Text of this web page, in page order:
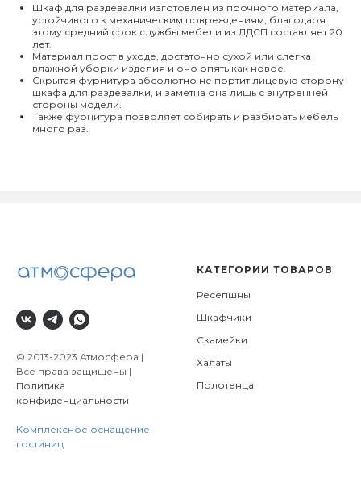
Шкаф для раздевалки изготовлен из прочного материала,
устойчивого к механическим повреждениям, благодаря
этому средний срок службы мебели из ЛДСП составляет 20
лет.
Материал прост в уходе, достаточно сухой или слегка
влажной уборки изделия и оно опять как новое.
Скрытая фурнитура абсолютно не портит лицевую сторону
шкафа для раздевалки, и заметна она лишь с внутренней
стороны модели.
Также фурнитура позволяет собирать и разбирать мебель
много раз.
© 2013-2023 Атмосфера |
Все права защищены |
Политика
конфиденциальности
Комплексное оснащение
гостиниц
КАТЕГОРИИ ТОВАРОВ
Ресепшны
Шкафчики
Скамейки
Халаты
Полотенца